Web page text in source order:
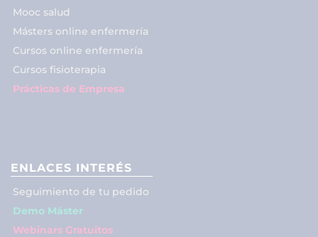
Mooc salud
Másters online enfermería
Cursos online enfermería
Cursos fisioterapia
Prácticas de Empresa
ENLACES INTERÉS
Seguimiento de tu pedido
Demo Máster
Webinars Gratuitos